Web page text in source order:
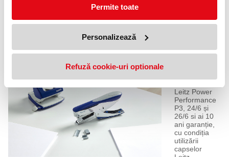
Permite toate
Personalizează
Refuză cookie-uri optionale
Leitz Power
Performance
P3, 24/6 și
26/6 si ai 10
ani garanție,
cu condiția
utilizării
capselor